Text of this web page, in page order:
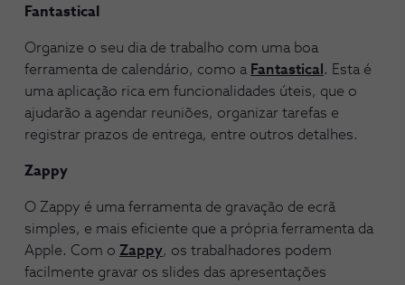
Fantastical
Organize o seu dia de trabalho com uma boa
ferramenta de calendário, como a Fantastical . Esta é
uma aplicação rica em funcionalidades úteis, que o
ajudarão a agendar reuniões, organizar tarefas e
registrar prazos de entrega, entre outros detalhes.
Zappy
O Zappy é uma ferramenta de gravação de ecrã
simples, e mais eficiente que a própria ferramenta da
Apple. Com o Zappy, os trabalhadores podem
facilmente gravar os slides das apresentações